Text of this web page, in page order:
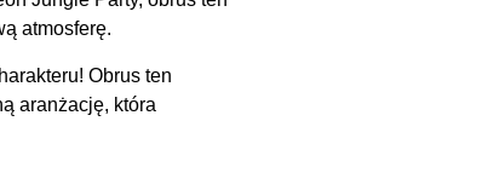
atmosferę.
Obrus ten
aranżację, która